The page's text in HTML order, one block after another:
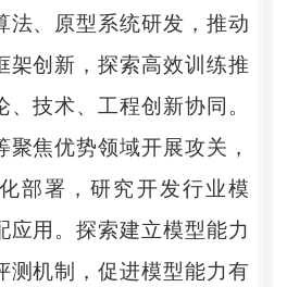
法、原型系统研发，推动
架创新，探索高效训练推
技术、工程创新协同。
焦优势领域开展攻关，
部署，研究开发行业模
应用。探索建立模型能力
测机制，促进模型能力有